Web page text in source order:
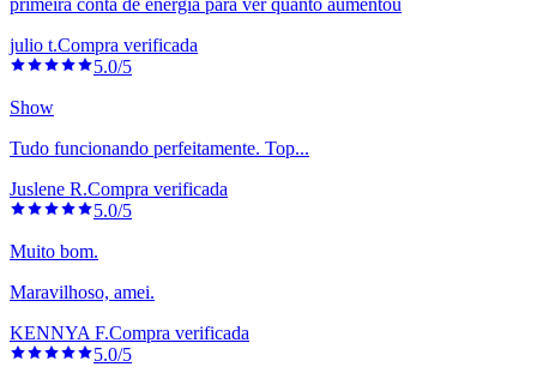
julio t.Compra verificada
5.0/5
Show
Tudo funcionando perfeitamente. Top...
Juslene R.Compra verificada
5.0/5
Muito bom.
Maravilhoso, amei.
KENNYA F.Compra verificada
5.0/5